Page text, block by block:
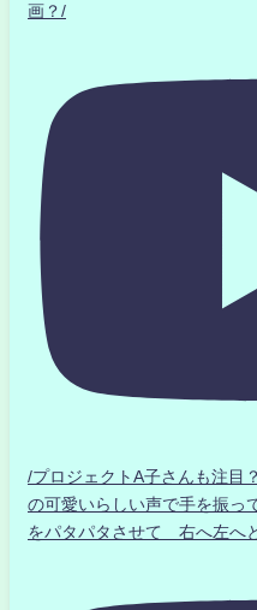
画？/
/プロジェクトA子さんも注
の可愛いらしい声で手を振
をパタパタさせて 右へ左へ